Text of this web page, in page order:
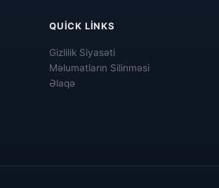
QUICK LINKS
Gizlilik Siyasəti
Məlumatların Silinməsi
Əlaqə